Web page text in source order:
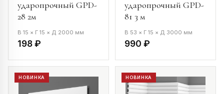
ударопрочный GPD-
28 2м
В 15 × Г 15 × Д 2000 мм
198 ₽
ударопрочный GPD-
81 3 м
В 53 × Г 15 × Д 3000 мм
990 ₽
НОВИНКА НОВИНКА